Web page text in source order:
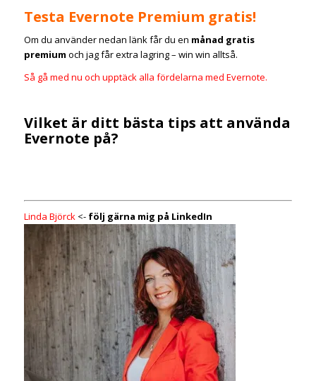
Testa Evernote Premium gratis!
Om du använder nedan länk får du en månad gratis
premium och jag får extra lagring – win win alltså.
Så gå med nu och upptäck alla fördelarna med Evernote.
Vilket är ditt bästa tips att använda
Evernote på?
Linda Björck <- följ gärna mig på LinkedIn